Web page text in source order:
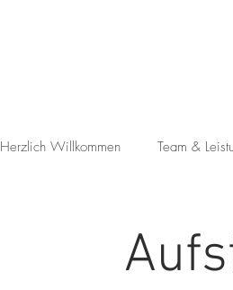
Herzlich Willkommen Team &